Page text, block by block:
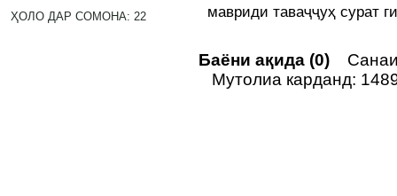
ҲОЛО ДАР СОМОНА: 22
мавриди таваҷҷуҳ сурат
Баёни ақида (0)
Мутолиа карданд: